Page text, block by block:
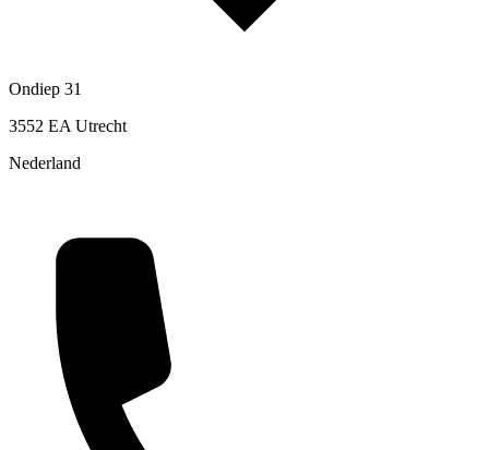
Ondiep 31
3552 EA Utrecht
Nederland